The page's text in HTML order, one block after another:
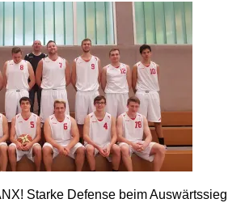
Starke Defense beim Auswärtssieg